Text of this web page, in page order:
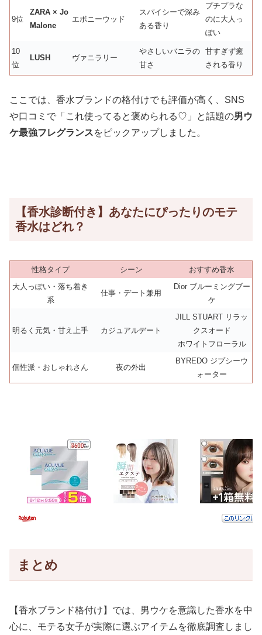
9位
ZARA × Jo
Malone
エボニーウッド
スパイシーで深み
ある香り
プチプラな
のに大人っ
ぽい
10
位
LUSH ヴァニラリー
やさしいバニラの
甘さ
甘すぎず癒
される香り
ここでは、香水ブランドの格付けでも評価が高く、SNS
や口コミで「これ使ってると褒められる♡」と話題の男ウ
ケ最強フレグランスをピックアップしました。
【香水診断付き】あなたにぴったりのモテ
香水はどれ？
性格タイプ シーン
おすすめ香水
大人っぽい・落ち着き
系
仕事・デート兼用
Dior ブルーミングブー
ケ
明るく元気・甘え上手 カジュアルデート
JILL STUART リラッ
クスオード
ホワイトフローラル
個性派・おしゃれさん 夜の外出
BYREDO ジプシーウ
ォーター
まとめ
【香水ブランド格付け】では、男ウケを意識した香水を中
心に、モテる女子が実際に選ぶアイテムを徹底調査しまし